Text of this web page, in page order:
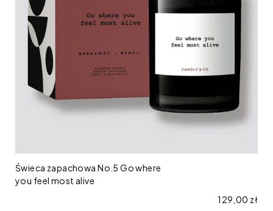
feel
most
alive
Świeca zapachowa No.5 Go where
you feel most alive
Cena
129,00 zł